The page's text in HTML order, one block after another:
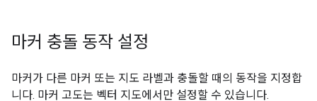
마커 충돌 동작 설정
마커가 다른 마커 또는 지도 라벨과 충돌할 때의 동작을 지정합
니다. 마커 고도는 벡터 지도에서만 설정할 수 있습니다.